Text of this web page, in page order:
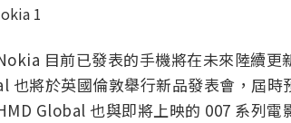
1
目前已發表的手機將在未來陸續
也將於英國倫敦舉行新品發表會，屆時
Global 也與即將上映的 007 系列